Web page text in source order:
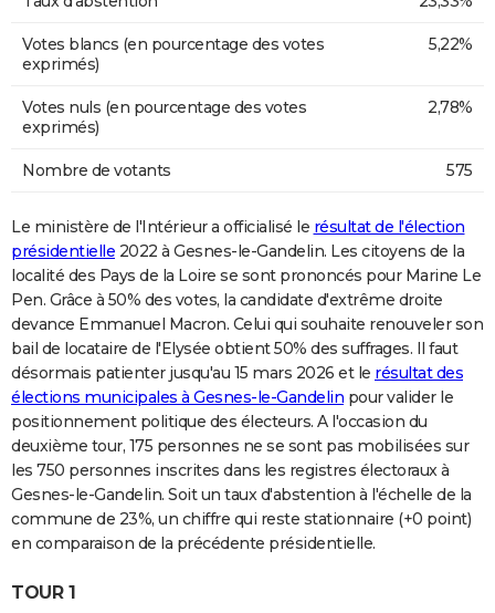
Votes blancs (en pourcentage des votes
exprimés)
5,22%
Votes nuls (en pourcentage des votes
exprimés)
2,78%
Nombre de votants 575
Le ministère de l'Intérieur a officialisé le résultat de l'élection
présidentielle 2022 à Gesnes-le-Gandelin. Les citoyens de la
localité des Pays de la Loire se sont prononcés pour Marine Le
Pen. Grâce à 50% des votes, la candidate d'extrême droite
devance Emmanuel Macron. Celui qui souhaite renouveler son
bail de locataire de l'Elysée obtient 50% des suffrages. Il faut
désormais patienter jusqu'au 15 mars 2026 et le résultat des
élections municipales à Gesnes-le-Gandelin pour valider le
positionnement politique des électeurs. A l'occasion du
deuxième tour, 175 personnes ne se sont pas mobilisées sur
les 750 personnes inscrites dans les registres électoraux à
Gesnes-le-Gandelin. Soit un taux d'abstention à l'échelle de la
commune de 23%, un chiffre qui reste stationnaire (+0 point)
en comparaison de la précédente présidentielle.
TOUR 1